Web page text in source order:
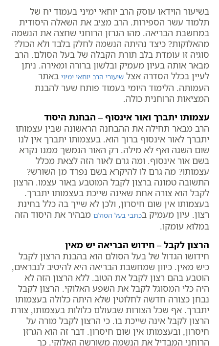
בשיעור הוידאו עוסק הרב יוחאי ימיני בעמוד יח של
תלמוד עשר הספירות. הרב מציב את השאלה היסודית
במחשבת הבריאה. מהו הגרזן הרוחני שחצה את הנשמה
מהאלוקות? כיצד נהיתה הנשמה לחלק בלבד ולא הכול?
סוגיה זו עומדת בלב תורת הקבלה של בעל הסולם. הרב
מבאר אותה בעיון מעמיק ובלשון ברורה ומאירה. ניתן
לעיין בכלל הסדרה אצל שיעורי הרב יוחאי ימיני באתר
העמותה. הלימוד היומי בעמוד פותח שער להבנת
המציאות הרוחנית כולה.
עצמותו יתברך ואור אינסוף – הבחנת היסוד
הרב מבאר תחילה את ההבחנה הראשונה שבין עצמותו
יתברך לאור אינסוף ברוך הוא. בעצמותו יתברך אין לנו
שום השגה ואף לא מילה. רק האור הנמשך ממנו נקרא
בשם אור אינסוף. ומה גרם לאור הזה לצאת מכלל
עצמותו? מה גרם לו להיקרא בשם נפרד מן השורש?
התשובה טמונה ברצון לקבל המוטבע באור עצמו. הרצון
לקבל הוא צורה אחת שאינה שייכת בעצמותו יתברך.
בעצמותו אין שום חיסרון, ולכן לא שייך בה כלל בחינת
רצון. עיון מעמיק בכתבי בעל הסולם מבהיר את היסוד הזה
במלוא עומקו.
הרצון לקבל – חידוש הבריאה יש מאין
חידושו הגדול של בעל הסולם הוא בהבנת הרצון לקבל
כיש מאין. כיוון שמחשבת הבריאה היא להיטיב לנבראים,
הוטבע בהם רצון לקבל את הטוב. ללא הרצון הזה לא
היה כלי המסוגל לקבל את השפע האלוקי. הרצון לקבל
נבחן כצורה חדשה לחלוטין שלא היתה כלולה בעצמותו
יתברך. אף שכל הצורות שבעולם כלולות בעצמותו, צורת
הרצון לקבל אינה שייכת בו. כי הרצון לקבל מורה על
חיסרון, ובעצמותו אין שום חיסרון. דבר זה הוא הגרזן
הרוחני המבדיל את הנשמה משורשה האלוקי. כך